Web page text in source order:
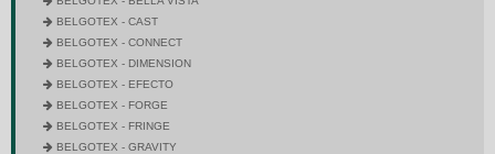
BELGOTEX - CAST
BELGOTEX - CONNECT
BELGOTEX - DIMENSION
BELGOTEX - EFECTO
BELGOTEX - FORGE
BELGOTEX - FRINGE
BELGOTEX - GRAVITY